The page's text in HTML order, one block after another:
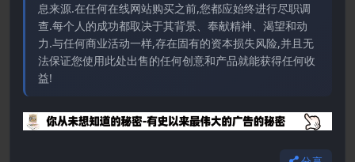
息来源.在任何在线网站购买之前,您都应始终进行尽职调
查.每个人的成功都取决于其背景、奉献精神、渴望和动
力.与任何商业活动一样,存在固有的资本损失风险,并且无
法保证您使用此处出售的任何创意和产品就能获得任何收
益!